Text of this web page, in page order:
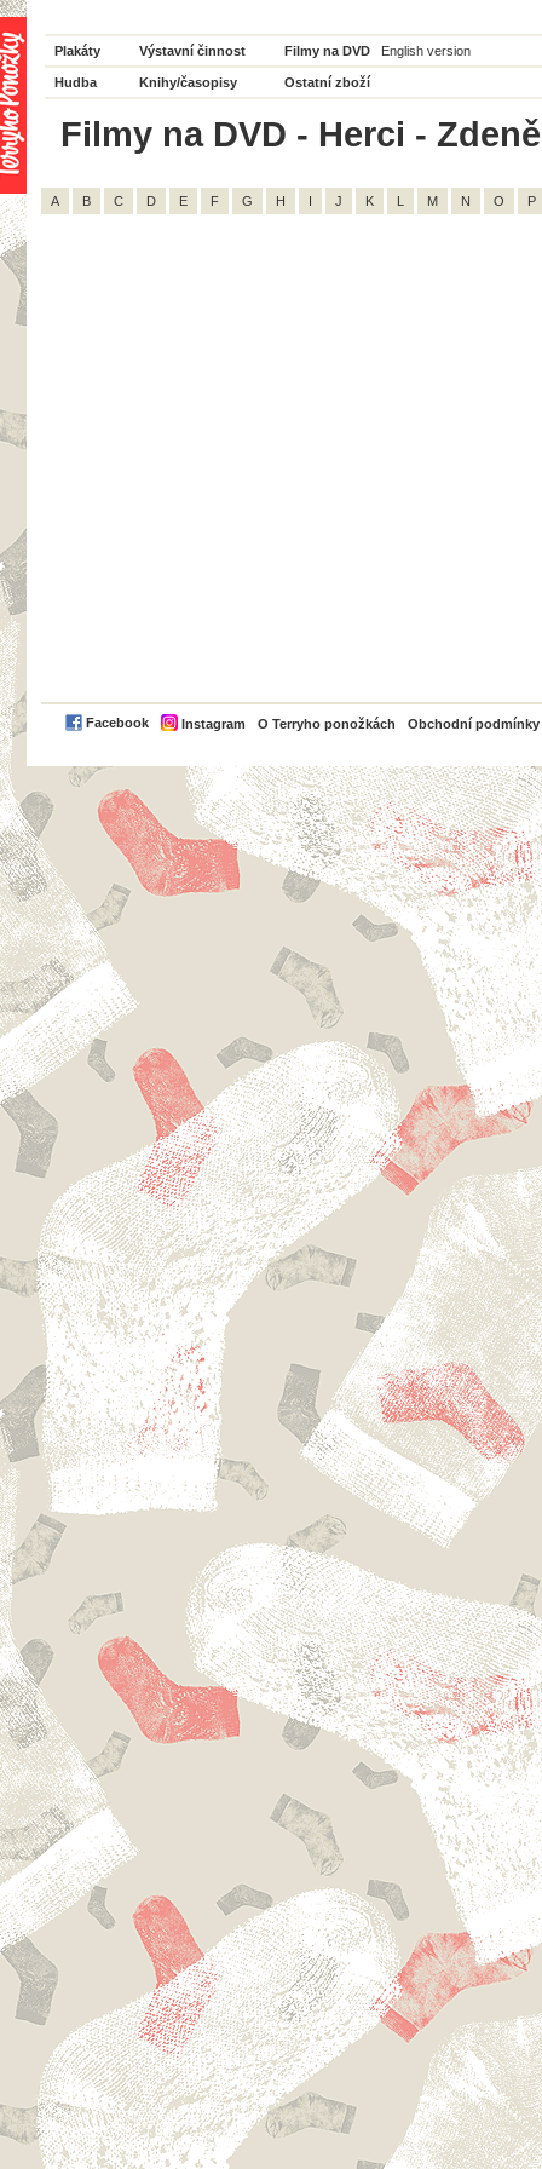
Plakáty Výstavní činnost Filmy na DVD English version
Hudba Knihy/časopisy Ostatní zboží
Filmy na DVD - Herci -
A B C D E F G H I J K L M N O P
Facebook Instagram O Terryho ponožkách Obchodní podmínky
PayPal